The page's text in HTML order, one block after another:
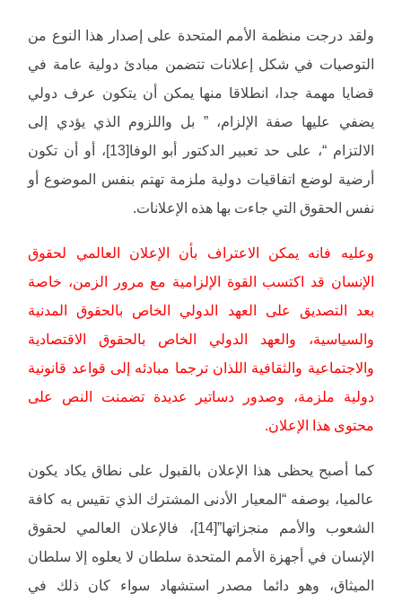
ولقد درجت منظمة الأمم المتحدة على إصدار هذا النوع من
التوصيات في شكل إعلانات تتضمن مبادئ دولية عامة في
قضايا مهمة جدا، انطلاقا منها يمكن أن يتكون عرف دولي
يضفي عليها صفة الإلزام، ” بل واللزوم الذي يؤدي إلى
الالتزام “، على حد تعبير الدكتور أبو الوفا[13]، أو أن تكون
أرضية لوضع اتفاقيات دولية ملزمة تهتم بنفس الموضوع أو
نفس الحقوق التي جاءت بها هذه الإعلانات.
وعليه فانه يمكن الاعتراف بأن الإعلان العالمي لحقوق
الإنسان قد اكتسب القوة الإلزامية مع مرور الزمن، خاصة
بعد التصديق على العهد الدولي الخاص بالحقوق المدنية
والسياسية، والعهد الدولي الخاص بالحقوق الاقتصادية
والاجتماعية والثقافية اللذان ترجما مبادئه إلى قواعد قانونية
دولية ملزمة، وصدور دساتير عديدة تضمنت النص على
محتوى هذا الإعلان.
كما أصبح يحظى هذا الإعلان بالقبول على نطاق يكاد يكون
عالميا، بوصفه “المعيار الأدنى المشترك الذي تقيس به كافة
الشعوب والأمم منجزاتها”[14]، فالإعلان العالمي لحقوق
الإنسان في أجهزة الأمم المتحدة سلطان لا يعلوه إلا سلطان
الميثاق، وهو دائما مصدر استشهاد سواء كان ذلك في